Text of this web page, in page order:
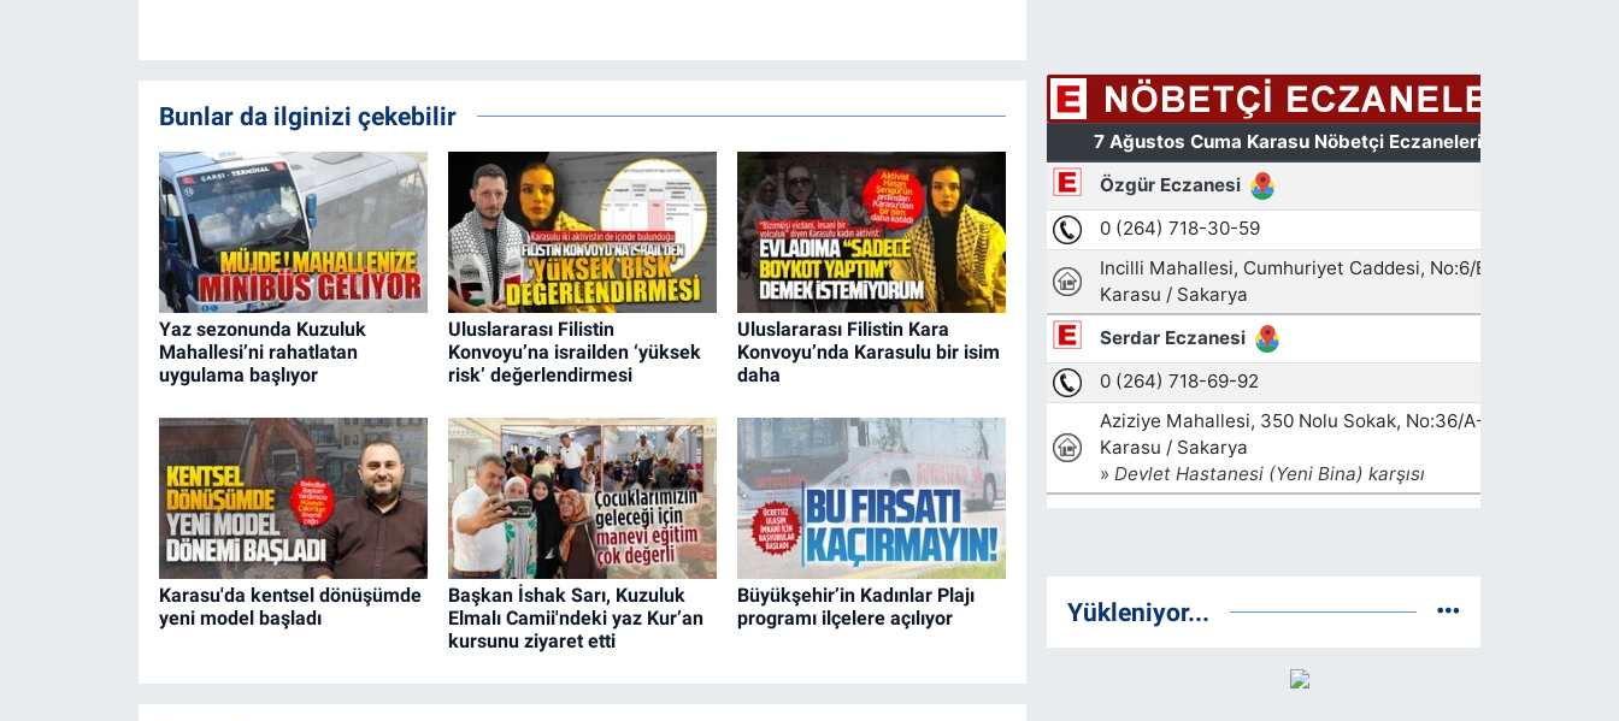
Bunlar da ilginizi çekebilir
Yaz sezonunda Kuzuluk
Mahallesi’ni rahatlatan
uygulama başlıyor
Uluslararası Filistin
Konvoyu’na israilden ‘yüksek
risk’ değerlendirmesi
Uluslararası Filistin Kara
Konvoyu’nda Karasulu bir isim
daha
Karasu'da kentsel dönüşümde
yeni model başladı
Başkan İshak Sarı, Kuzuluk
Elmalı Camii'ndeki yaz Kur’an
kursunu ziyaret etti
Büyükşehir’in Kadınlar Plajı
programı ilçelere açılıyor
Yükleniyor...